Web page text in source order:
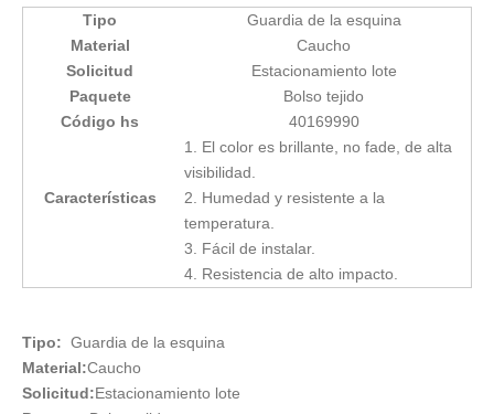
Tipo
Guardia de la esquina
Material
Caucho
Solicitud
Estacionamiento lote
Paquete
Bolso tejido
Código hs
40169990
Características
1. El color es brillante, no fade, de alta
visibilidad.
2. Humedad y resistente a la
temperatura.
3. Fácil de instalar.
4. Resistencia de alto impacto.
Tipo: Guardia de la esquina
Material:Caucho
Solicitud:Estacionamiento lote